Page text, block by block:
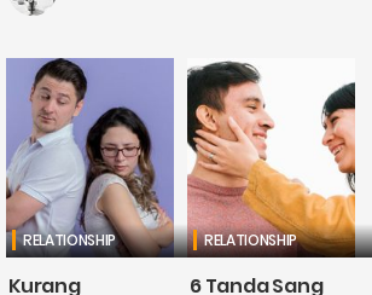
RELATIONSHIP
Kurang
RELATIONSHIP
6 Tanda Sang